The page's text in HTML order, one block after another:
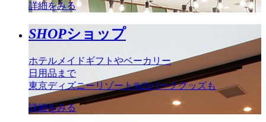
詳細をみる
SHOPショップ
ホテルメイドギフトやベーカリー
日用品まで
東京ディズニーリゾート®のパークグッズも
詳細をみる